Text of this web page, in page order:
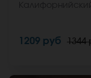
(8 шт.) *Не
соевый соус.
*Внешний вид
1209 руб 1344